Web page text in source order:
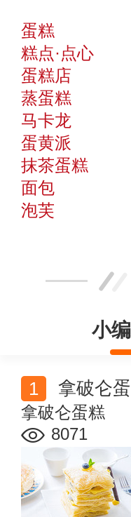
蛋糕
糕点·点心
蛋糕店
蒸蛋糕
马卡龙
蛋黄派
抹茶蛋糕
面包
泡芙
小
拿破仑
拿破仑蛋糕
8071